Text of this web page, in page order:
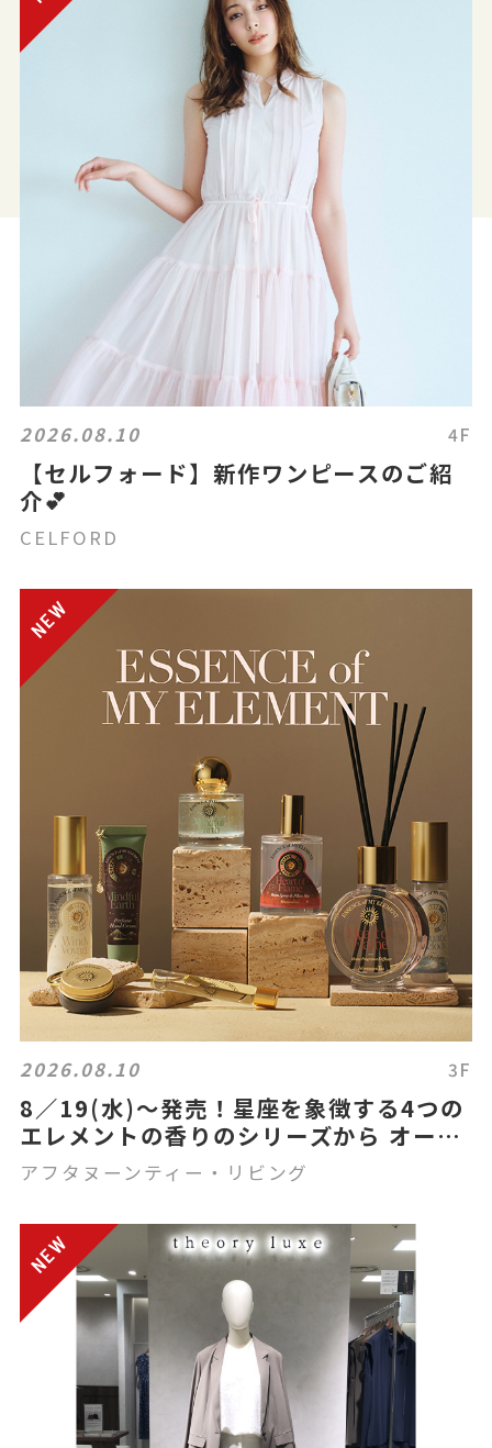
2026.08.10 4F
【セルフォード】新作ワンピースのご紹
介💕
CELFORD
2026.08.10 3F
8／19(水)〜発売！星座を象徴する4つの
エレメントの香りのシリーズから オード
パルファム、ルームスプレー＆ピローミ
スト、ディフューザーの、 3つのアイテ
ムが新登場✨
アフタヌーンティー・リビング